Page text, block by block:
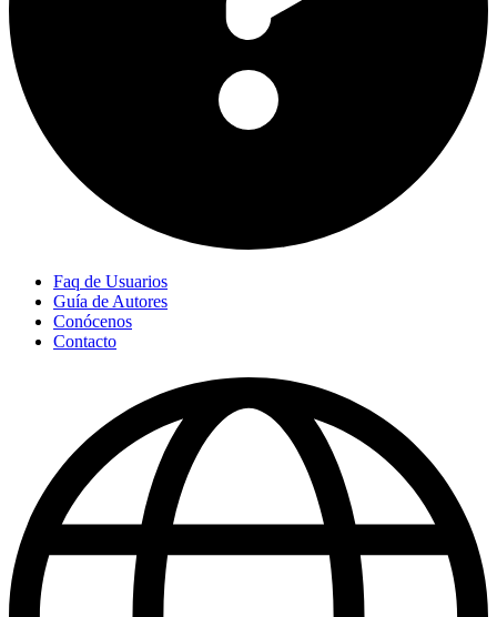
Faq de Usuarios
Guía de Autores
Conócenos
Contacto